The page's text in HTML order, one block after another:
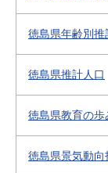
徳島県年齢別推
徳島県推計人口
徳島県教育の歩
徳島県景気動向